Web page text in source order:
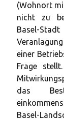
(Wohnort
nicht zu
Basel-
einer
Frage
das
Basel-